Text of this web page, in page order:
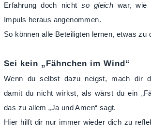
Erfahrung doch nichtso gleich war, wie
Impuls heraus angenommen.
So können alle Beteiligten lernen, etwas zu
Sei kein „Fähnchen im Wind“
Wenn du selbst dazu neigst, mach dir
damit du nicht wirkst, als wärst du ein
das zu allem „Ja und Amen“ sagt.
Hier hilft dir nur immer wieder dich zu